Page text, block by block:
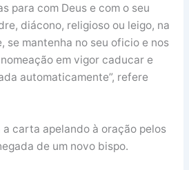
para com Deus e com o seu
diácono, religioso ou leigo, na
se mantenha no seu oficio e nos
em vigor caducar e
automaticamente”, refere
carta apelando à oração pelos
de um novo bispo.